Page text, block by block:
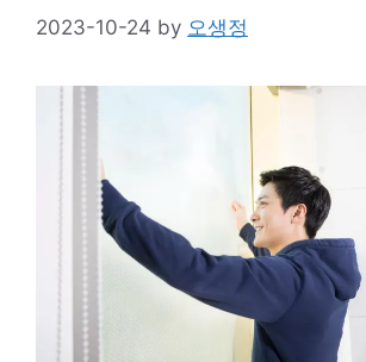
2023-10-24 by 오생정